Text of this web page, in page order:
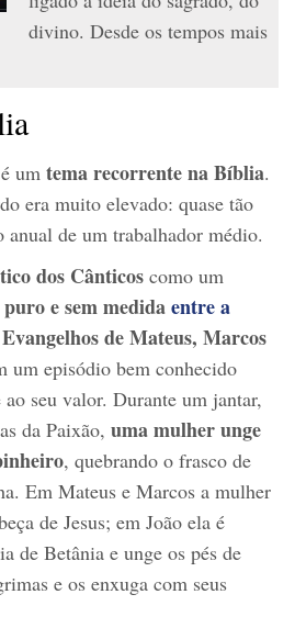
divino. Desde os tempos mais
um tema recorrente na Bíblia.
era muito elevado: quase tão
de um trabalhador médio.
dos Cânticos como um
e sem medidaentre a
Evangelhos de Mateus, Marcos
um episódio bem conhecido
seu valor. Durante um jantar,
da Paixão, uma mulher unge
, quebrando o frasco de
Em Mateus e Marcos a mulher
de Jesus; em João ela é
de Betânia e unge os pés de
e os enxuga com seus